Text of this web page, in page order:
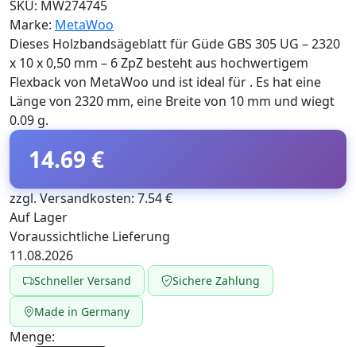
SKU: MW274745
Marke: MetaWoo
Dieses Holzbandsägeblatt für Güde GBS 305 UG – 2320
x 10 x 0,50 mm – 6 ZpZ besteht aus hochwertigem
Flexback von MetaWoo und ist ideal für . Es hat eine
Länge von 2320 mm, eine Breite von 10 mm und wiegt
0.09 g.
14.69 €
zzgl. Versandkosten: 7.54 €
Auf Lager
Voraussichtliche Lieferung
11.08.2026
Schneller Versand Sichere Zahlung
Made in Germany
Menge: